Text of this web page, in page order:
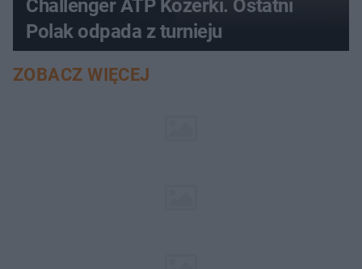
Challenger ATP Kozerki. Ostatni
Polak odpada z turnieju
ZOBACZ WIĘCEJ